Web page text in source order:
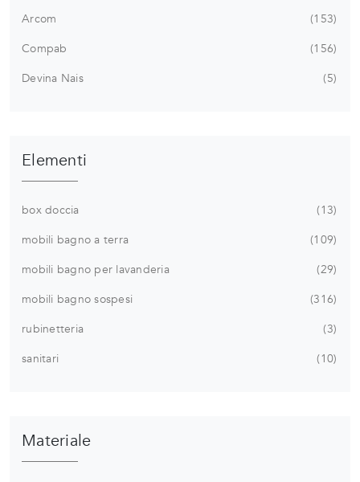
Arcom
153
Compab
156
Devina Nais
5
Elementi
box doccia
13
mobili bagno a terra
109
mobili bagno per lavanderia
29
mobili bagno sospesi
316
rubinetteria
3
sanitari
10
Materiale